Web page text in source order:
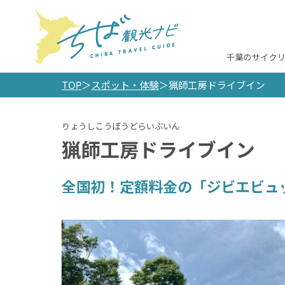
千葉のサイク
TOP スポット・体験 猟師工房ドライブイン
猟師工房ドライブイン
全国初！定額料金の「ジビエビュ